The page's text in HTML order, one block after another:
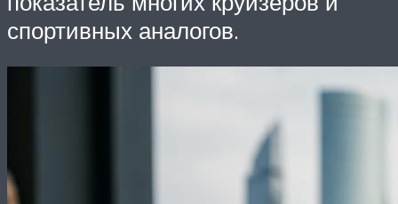
спортивных аналогов.